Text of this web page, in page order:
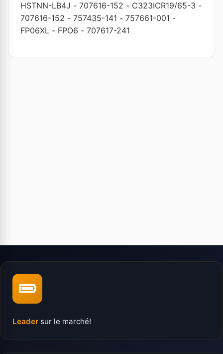
HSTNN-LB4J - 707616-152 - C323ICR19/65-3 -
707616-152 - 757435-141 - 757661-001 -
FP06XL - FPO6 - 707617-241
Leader sur le marché!